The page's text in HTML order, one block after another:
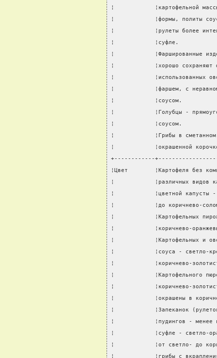
¦            ¦картофельной
¦            ¦формы, политы
¦            ¦рулеты более
¦            ¦суфле.
¦            ¦Фаршированные
¦            ¦хорошо
¦            ¦использованных
¦            ¦фаршем, с
¦            ¦соусом.
¦            ¦Голубцы -
¦            ¦соусом.
¦            ¦Грибы в
¦            ¦окрашенной
+------------
¦Цвет        ¦Картофеля без
¦            ¦различных видов
¦            ¦цветной капусты -
¦            ¦до коричнево-
¦            ¦Картофельных
¦            ¦коричнево-
¦            ¦Картофельных и
¦            ¦соуса - светло-
¦            ¦коричнево-
¦            ¦Картофельного
¦            ¦коричнево-
¦            ¦окрашены в
¦            ¦Запеканок
¦            ¦пудингов - менее
¦            ¦суфле - светло-
¦            ¦от светло- до
¦            ¦грибы с